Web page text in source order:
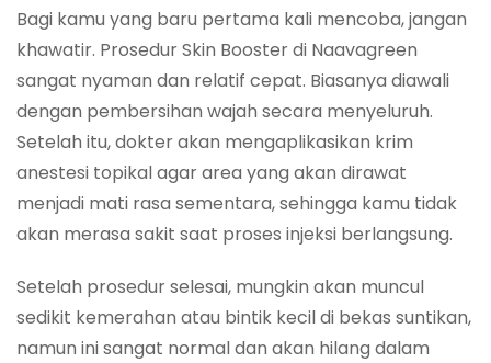
Bagi kamu yang baru pertama kali mencoba, jangan
khawatir. Prosedur Skin Booster di Naavagreen
sangat nyaman dan relatif cepat. Biasanya diawali
dengan pembersihan wajah secara menyeluruh.
Setelah itu, dokter akan mengaplikasikan krim
anestesi topikal agar area yang akan dirawat
menjadi mati rasa sementara, sehingga kamu tidak
akan merasa sakit saat proses injeksi berlangsung.
Setelah prosedur selesai, mungkin akan muncul
sedikit kemerahan atau bintik kecil di bekas suntikan,
namun ini sangat normal dan akan hilang dalam